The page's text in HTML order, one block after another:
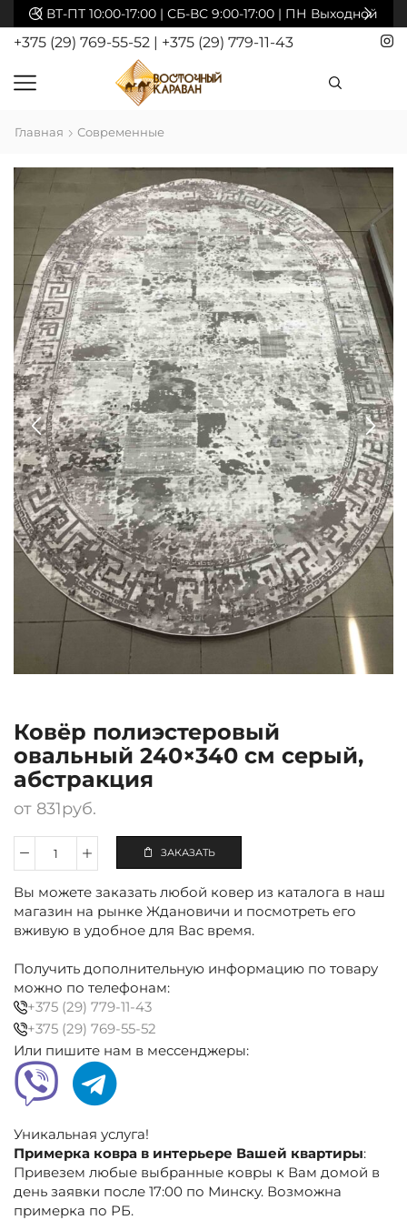
ВТ-ПТ 10:00-17:00 | СБ-ВС 9:00-17:00 | ПН Выходной
+375 (29) 769-55-52 | +375 (29) 779-11-43
Главная Современные
Ковёр полиэстеровый
овальный 240×340 см серый,
абстракция
от 831руб.
Количество
полиэстеровый
овальный
240×340
абстракция
ЗАКАЗАТЬ
Вы можете заказать любой ковер из каталога в наш
магазин на рынке Ждановичи и посмотреть его
вживую в удобное для Вас время.
Получить дополнительную информацию по товару
можно по телефонам:
+375 (29) 779-11-43
+375 (29) 769-55-52
Или пишите нам в мессенджеры:
Уникальная услуга!
Примерка ковра в интерьере Вашей квартиры:
Привезем любые выбранные ковры к Вам домой в
день заявки после 17:00 по Минску. Возможна
примерка по РБ.